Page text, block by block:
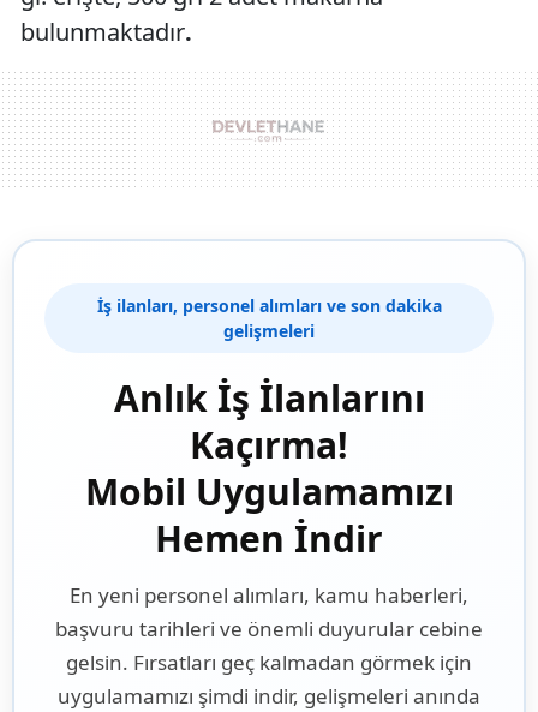
bulunmaktadır.
İş ilanları, personel alımları ve son dakika
gelişmeleri
Anlık İş İlanlarını
Kaçırma!
Mobil Uygulamamızı
Hemen İndir
En yeni personel alımları, kamu haberleri,
başvuru tarihleri ve önemli duyurular cebine
gelsin. Fırsatları geç kalmadan görmek için
uygulamamızı şimdi indir, gelişmeleri anında